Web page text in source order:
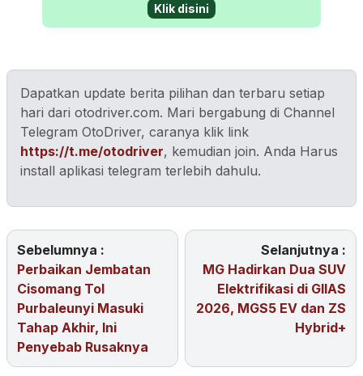
Klik disini
Dapatkan update berita pilihan dan terbaru setiap
hari dari otodriver.com. Mari bergabung di Channel
Telegram OtoDriver, caranya klik link
https://t.me/otodriver, kemudian join. Anda Harus
install aplikasi telegram terlebih dahulu.
Sebelumnya :
Perbaikan Jembatan
Cisomang Tol
Purbaleunyi Masuki
Tahap Akhir, Ini
Penyebab Rusaknya
Selanjutnya :
MG Hadirkan Dua SUV
Elektrifikasi di GIIAS
2026, MGS5 EV dan ZS
Hybrid+